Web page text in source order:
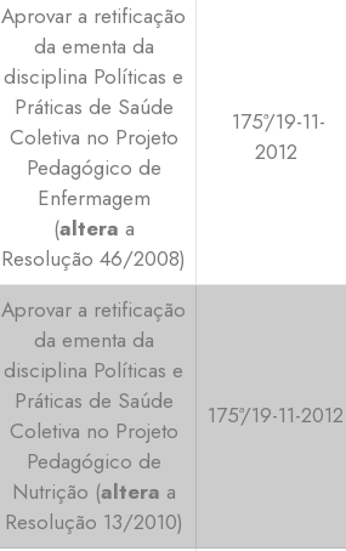
Aprovar a retificação
da ementa da
disciplina Políticas e
Práticas de Saúde
Coletiva no Projeto
Pedagógico de
Enfermagem
(altera a
Resolução 46/2008)
175ª/19-11-
2012
Aprovar a retificação
da ementa da
disciplina Políticas e
Práticas de Saúde
Coletiva no Projeto
Pedagógico de
Nutrição (altera a
Resolução 13/2010)
175ª/19-11-2012